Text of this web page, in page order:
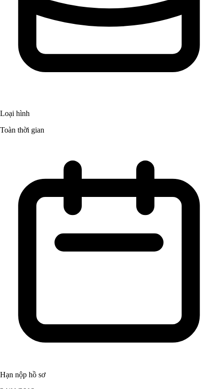
Loại hình
Toàn thời gian
Hạn nộp hồ sơ